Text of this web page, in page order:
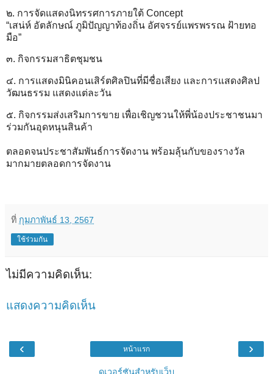
๒. การจัดแสดงนิทรรศการภายใต้ Concept
“เสน่ห์ อัตลักษณ์ ภูมิปัญญาท้องถิ่น อัศจรรย์แพรพรรณ ฝ้ายทอ
มือ”
๓. กิจกรรมสาธิตชุมชน
๔. การแสดงมินิคอนเสิร์ตศิลปินที่มีชื่อเสียง และการแสดงศิลป
วัฒนธรรม แสดงแต่ละวัน
๕. กิจกรรมส่งเสริมการขาย เพื่อเชิญชวนให้พี่น้องประชาชนมา
ร่วมกันอุดหนุนสินค้า
ตลอดจนประชาสัมพันธ์การจัดงาน พร้อมลุ้นกับของรางวัล
มากมายตลอดการจัดงาน
ที่ กุมภาพันธ์ 13, 2567
ใช้ร่วมกัน
ไม่มีความคิดเห็น:
แสดงความคิดเห็น
‹ ›
หน้าแรก